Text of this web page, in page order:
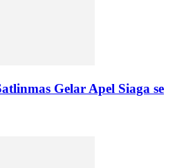
Gelar Apel Siaga se